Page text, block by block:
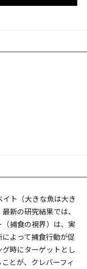
イト（大きな魚は大き
新の研究結果では、
捕食の視界）は、実
よって捕食行動が促
時にターゲットとし
とが、クレバーフィ